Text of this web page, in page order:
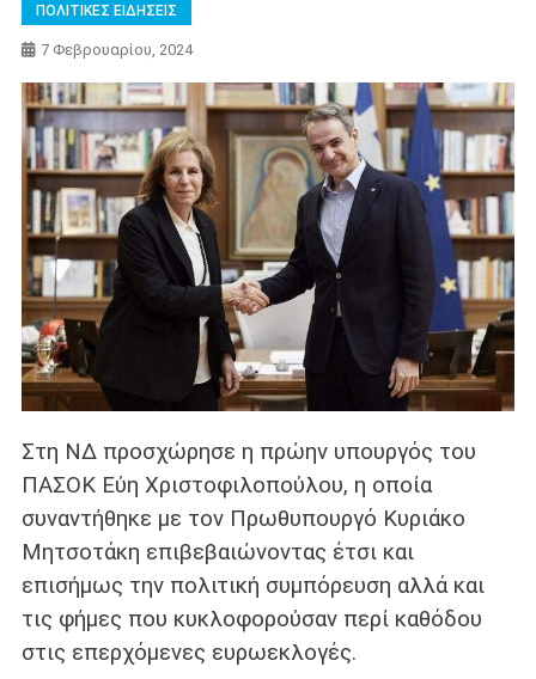
ΠΟΛΙΤΙΚΕΣ ΕΙΔΗΣΕΙΣ
7 Φεβρουαρίου, 2024
Στη ΝΔ προσχώρησε η πρώην υπουργός του
ΠΑΣΟΚ Εύη Χριστοφιλοπούλου, η οποία
συναντήθηκε με τον Πρωθυπουργό Κυριάκο
Μητσοτάκη επιβεβαιώνοντας έτσι και
επισήμως την πολιτική συμπόρευση αλλά και
τις φήμες που κυκλοφορούσαν περί καθόδου
στις επερχόμενες ευρωεκλογές.